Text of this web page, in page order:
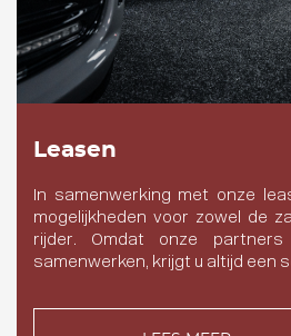
Leasen
In samenwerking met onze
mogelijkheden voor zowel de
rijder. Omdat onze
samenwerken, krijgt u altijd een